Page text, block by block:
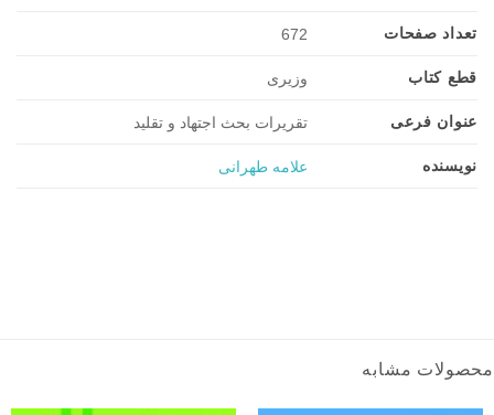
تعداد صفحات 672
قطع کتاب وزیری
عنوان فرعی تقریرات بحث اجتهاد و تقلید
نویسنده علامه طهرانی
محصولات مشابه